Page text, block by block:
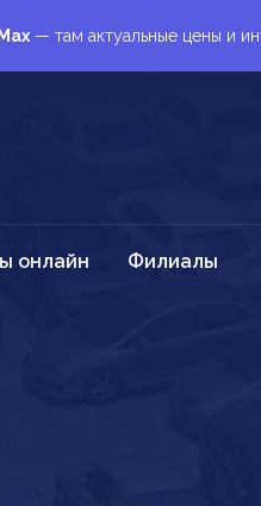
— там актуальные цены и
онлайн Филиалы